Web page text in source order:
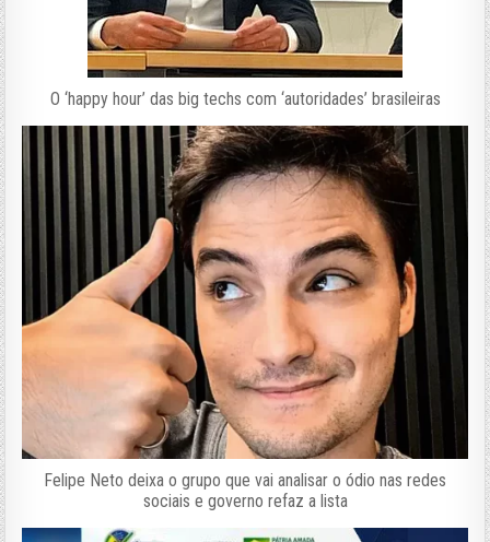
O ‘happy hour’ das big techs com ‘autoridades’ brasileiras
Felipe Neto deixa o grupo que vai analisar o ódio nas redes
sociais e governo refaz a lista